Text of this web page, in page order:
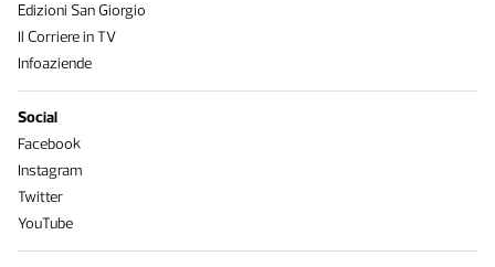
Edizioni San Giorgio
Il Corriere in TV
Infoaziende
Social
Facebook
Instagram
Twitter
YouTube